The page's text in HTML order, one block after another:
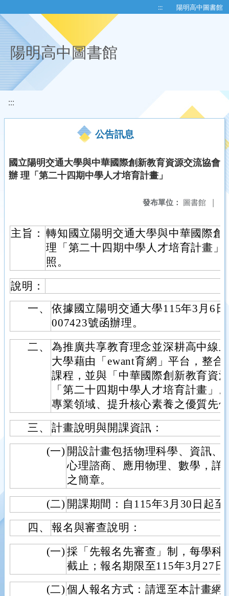
::: 陽明高中圖書館
陽明高中圖書館
:::
公告訊息
國立陽明交通大學與中華國際創新教育資源交流協會
辦 理「第二十四期中學人才培育計畫」
發布單位： 圖書館 |
主旨： 轉知國立陽明交通大學與中華國際
理「第二十四期中學人才培育計畫
照。
說明：
一、
依據國立陽明交通大學115年3月6
007423號函辦理。
二、
為推廣共享教育理念並深耕高中線
大學藉由「ewant育網」平台，整合
課程，並與「中華國際創新教育資
「第二十四期中學人才培育計畫」
專業領域、提升核心素養之優質先
三、
計畫說明與開課資訊：
(一) 開設計畫包括物理科學、資訊、
心理諮商、應用物理、數學，詳
之簡章。
(二) 開課期間：自115年3月30日起
四、
報名與審查說明：
(一) 採「先報名先審查」制，每學科
截止；報名期限至115年3月27日
(二) 個人報名方式：請逕至本計畫網